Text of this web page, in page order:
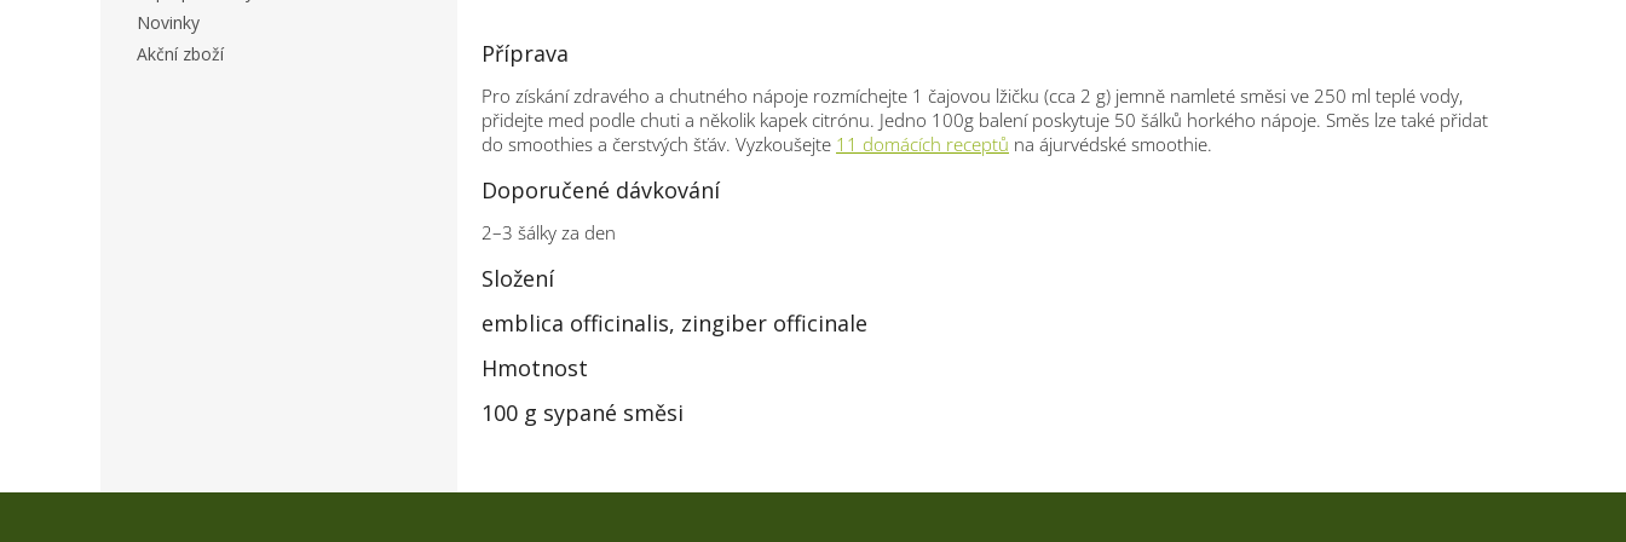
Novinky
Akční zboží
Příprava
Pro získání zdravého a chutného nápoje rozmíchejte 1 čajovou lžičku (cca 2 g) jemně namleté směsi ve 250 ml teplé vody,
přidejte med podle chuti a několik kapek citrónu. Jedno 100g balení poskytuje 50 šálků horkého nápoje. Směs lze také přidat
do smoothies a čerstvých šťáv. Vyzkoušejte 11 domácích receptů na ájurvédské smoothie.
Doporučené dávkování
2–3 šálky za den
Složení
emblica officinalis, zingiber officinale
Hmotnost
100 g sypané směsi
Z